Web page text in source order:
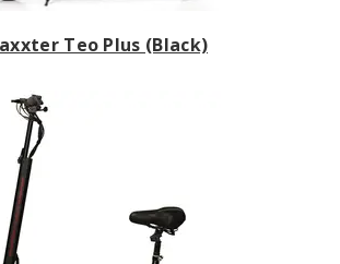
Teo Plus (Black)